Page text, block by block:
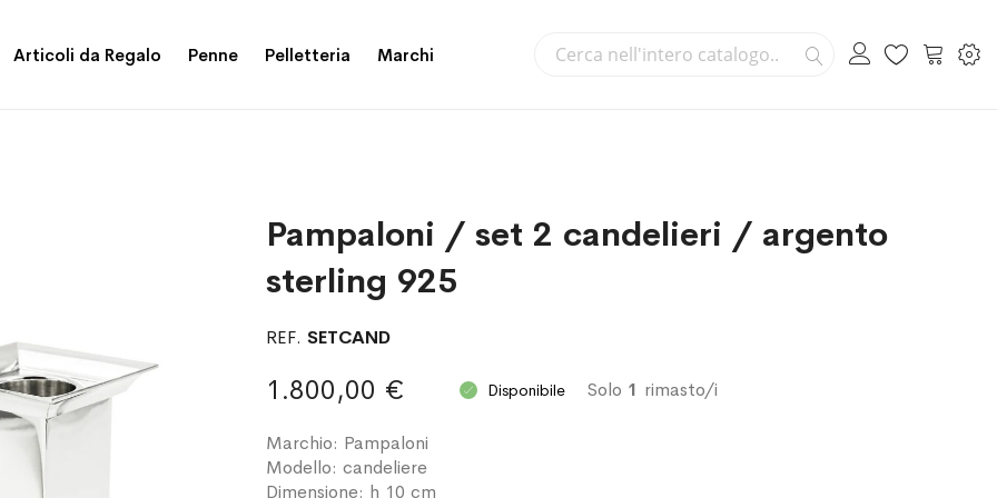
Articoli da Regalo Penne Pelletteria Marchi Cerca
Carrello
Pampaloni / set 2 candelieri / argento
sterling 925
REF. SETCAND
Solo 1 rimasto/i
1.800,00 € Disponibile
Marchio: Pampaloni
Modello: candeliere
Dimensione: h 10 cm